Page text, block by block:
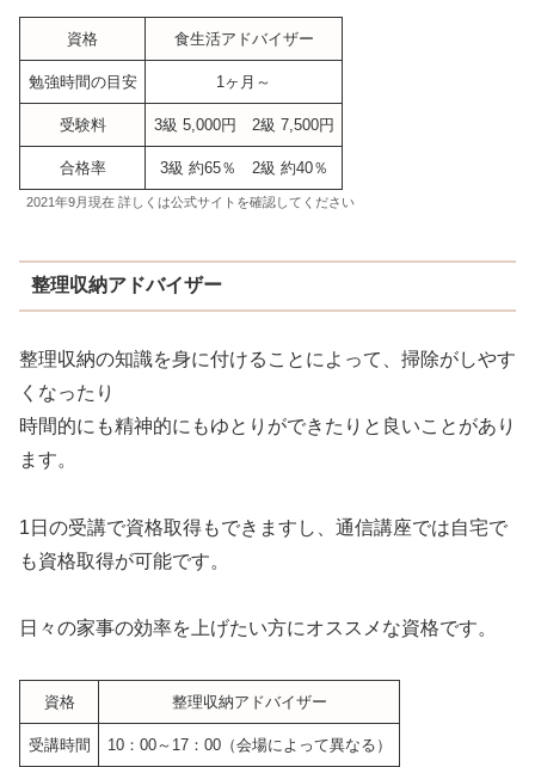
資格 食生活アドバイザー
勉強時間の目安 1ヶ月～
受験料 3級 5,000円 2級 7,500円
合格率 3級 約65％ 2級 約40％
2021年9月現在 詳しくは公式サイトを確認してください
整理収納アドバイザー
整理収納の知識を身に付けることによって、掃除がしやす
くなったり
時間的にも精神的にもゆとりができたりと良いことがあり
ます。
1日の受講で資格取得もできますし、通信講座では自宅で
も資格取得が可能です。
日々の家事の効率を上げたい方にオススメな資格です。
資格 整理収納アドバイザー
受講時間 10：00～17：00（会場によって異なる）